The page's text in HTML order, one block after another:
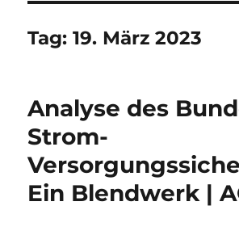
Tag:19. März 2023
Analyse des
Strom-
Ein Blendwerk |